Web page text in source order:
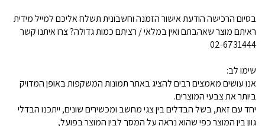
בסיום הרכישה הודעת אישור הזמנה וחשבונית תשלח אליכם למייל מידית
ראיתם מוצר שאהבתם ואין במלאי / רציתם כמות גדולה? צרו איתנו קשר
02-6731444
שימו לב:
אנו עושים מאמצים רבים להציג באתר תמונות המשקפות באופן המדויק
ביותר את צבעי המוצרים.
יחד עם זאת, בשל הבדלים בין צגי מחשב ומכשירים שונים, ייתכנו הבדלי
גוון בין המוצר כפי שהוא נראה על המסך לבין המוצר בפועל,